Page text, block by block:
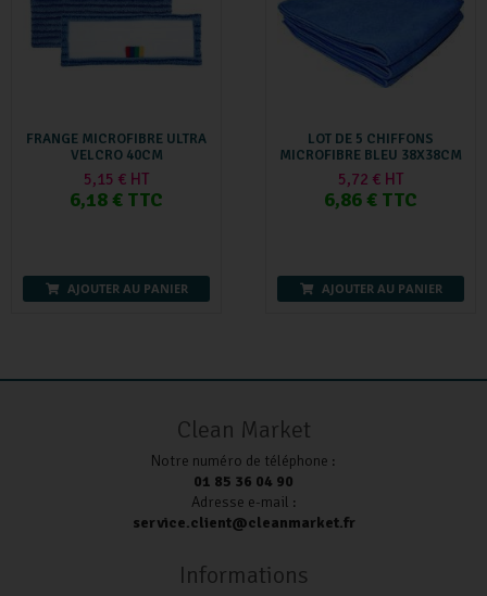
FRANGE MICROFIBRE ULTRA
VELCRO 40CM
5,15 € HT
6,18 € TTC
AJOUTER AU PANIER
LOT DE 5 CHIFFONS
MICROFIBRE BLEU 38X38CM
5,72 € HT
6,86 € TTC
AJOUTER AU PANIER
Clean Market
Notre numéro de téléphone :
01 85 36 04 90
Adresse e-mail :
service.client@cleanmarket.fr
Informations